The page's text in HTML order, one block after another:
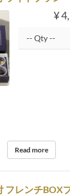
¥
Read more
フレンチBOX